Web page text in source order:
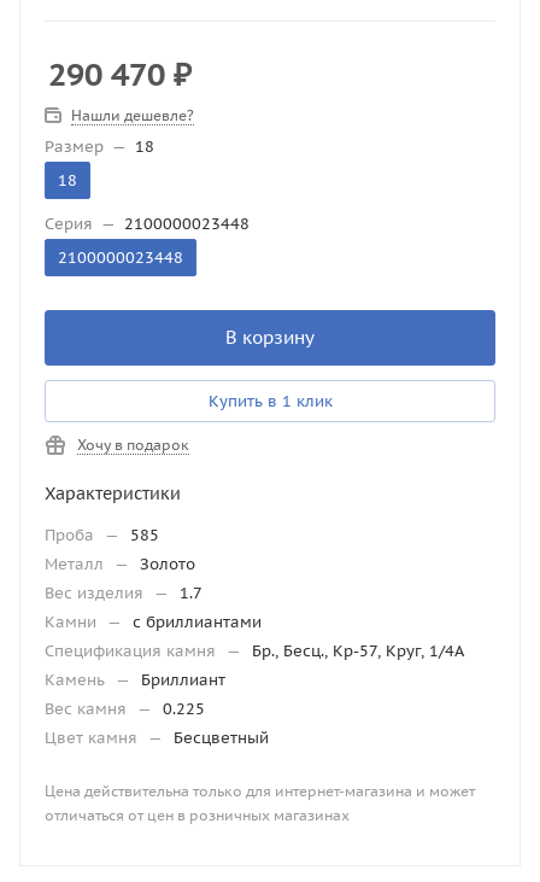
290 470 ₽
Нашли дешевле?
Размер — 18
18
Серия — 2100000023448
2100000023448
В корзину
Купить в 1 клик
Хочу в подарок
Характеристики
Проба —
585
Металл
—
Золото
Вес изделия
—
1.7
Камни
—
с бриллиантами
Спецификация камня
—
Бр., Бесц., Кр-57, Круг, 1/4А
Камень —
Бриллиант
Вес камня
—
0.225
Цвет камня
— Бесцветный
Цена действительна только для интернет-магазина и может
отличаться от цен в розничных магазинах